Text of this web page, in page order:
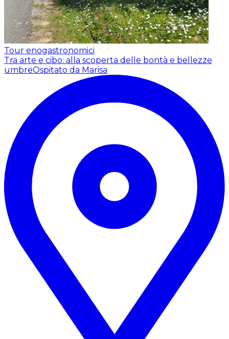
Tour enogastronomici
Tra arte e cibo: alla scoperta delle bontà e bellezze
umbreOspitato da Marisa